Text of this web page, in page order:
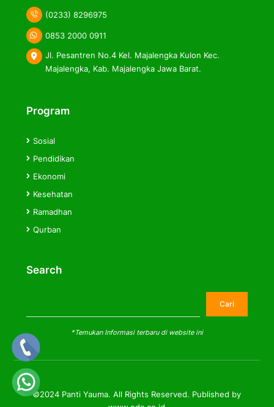
(0233) 8296975
0853 2000 0911
Jl. Pesantren No.4 Kel. Majalengka Kulon Kec.
Majalengka, Kab. Majalengka Jawa Barat.
Program
Sosial
Pendidikan
Ekonomi
Kesehatan
Ramadhan
Qurban
Search
Cari
*Temukan Informasi terbaru di website ini
©2024 Panti Yauma. All Rights Reserved. Published by